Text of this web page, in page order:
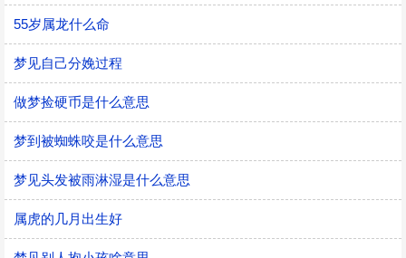
55岁属龙什么命
梦见自己分娩过程
做梦捡硬币是什么意思
梦到被蜘蛛咬是什么意思
梦见头发被雨淋湿是什么意思
属虎的几月出生好